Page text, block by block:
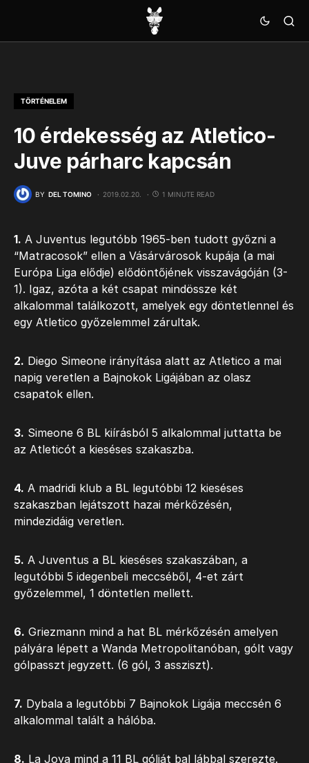
TÖRTÉNELEM
10 érdekesség az Atletico-
Juve párharc kapcsán
BY DEL TOMINO 2019.02.20. 1 MINUTE READ
1. A Juventus legutóbb 1965-ben tudott győzni a
“Matracosok” ellen a Vásárvárosok kupája (a mai
Európa Liga elődje) elődöntőjének visszavágóján (3-
1). Igaz, azóta a két csapat mindössze két
alkalommal találkozott, amelyek egy döntetlennel és
egy Atletico győzelemmel zárultak.
2. Diego Simeone irányítása alatt az Atletico a mai
napig veretlen a Bajnokok Ligájában az olasz
csapatok ellen.
3. Simeone 6 BL kiírásból 5 alkalommal juttatta be
az Atleticót a kieséses szakaszba.
4. A madridi klub a BL legutóbbi 12 kieséses
szakaszban lejátszott hazai mérkőzésén,
mindezidáig veretlen.
5. A Juventus a BL kieséses szakaszában, a
legutóbbi 5 idegenbeli meccséből, 4-et zárt
győzelemmel, 1 döntetlen mellett.
6. Griezmann mind a hat BL mérkőzésén amelyen
pályára lépett a Wanda Metropolitanóban, gólt vagy
gólpasszt jegyzett. (6 gól, 3 assziszt).
7. Dybala a legutóbbi 7 Bajnokok Ligája meccsén 6
alkalommal talált a hálóba.
8. La Joya mind a 11 BL gólját bal lábbal szerezte.